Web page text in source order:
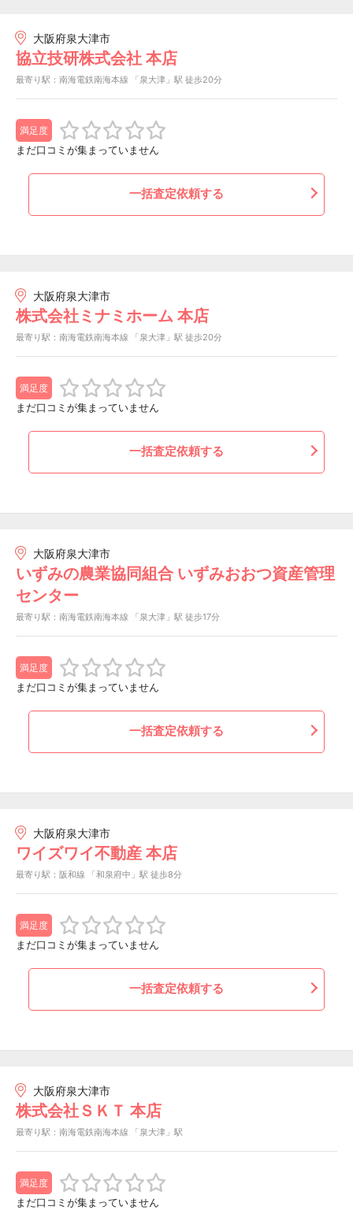
大阪府泉大津市
協立技研株式会社 本店
最寄り駅：南海電鉄南海本線 「泉大津」駅 徒歩20分
満足度
まだ口コミが集まっていません
一括査定依頼する
大阪府泉大津市
株式会社ミナミホーム 本店
最寄り駅：南海電鉄南海本線 「泉大津」駅 徒歩20分
満足度
まだ口コミが集まっていません
一括査定依頼する
大阪府泉大津市
いずみの農業協同組合 いずみおおつ資産管理
センター
最寄り駅：南海電鉄南海本線 「泉大津」駅 徒歩17分
満足度
まだ口コミが集まっていません
一括査定依頼する
大阪府泉大津市
ワイズワイ不動産 本店
最寄り駅：阪和線 「和泉府中」駅 徒歩8分
満足度
まだ口コミが集まっていません
一括査定依頼する
大阪府泉大津市
株式会社ＳＫＴ 本店
最寄り駅：南海電鉄南海本線 「泉大津」駅
満足度
まだ口コミが集まっていません